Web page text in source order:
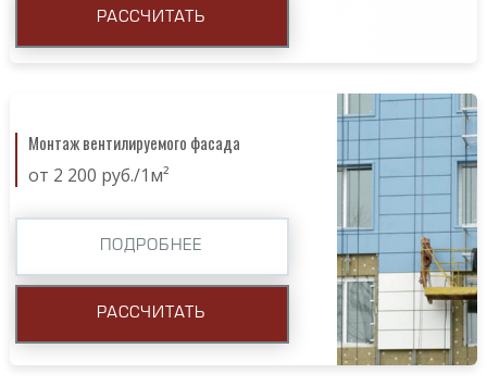
РАССЧИТАТЬ
Монтаж вентилируемого фасада
от 2 200 руб./1м²
ПОДРОБНЕЕ
РАССЧИТАТЬ